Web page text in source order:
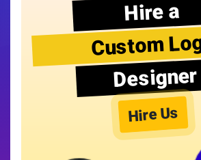
Hire a
Custom
Designer
Hire Us